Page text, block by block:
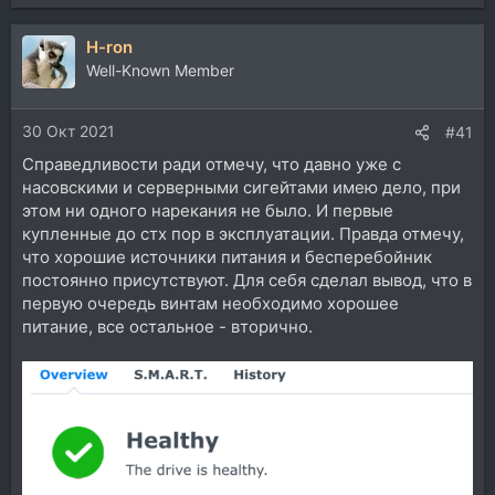
е
а
к
ц
и
и
:
H-ron
Well-Known Member
30 Окт 2021 #41
Справедливости ради отмечу, что давно уже с
насовскими и серверными сигейтами имею дело, при
этом ни одного нарекания не было. И первые
купленные до стх пор в эксплуатации. Правда отмечу,
что хорошие источники питания и бесперебойник
постоянно присутствуют. Для себя сделал вывод, что в
первую очередь винтам необходимо хорошее
питание, все остальное - вторично.